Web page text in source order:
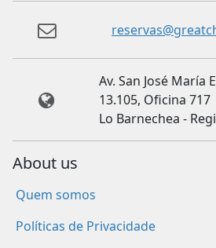
Av. San José María
13.105, Oficina 717
Lo Barnechea -
About us
Quem somos
Políticas de Privacidade